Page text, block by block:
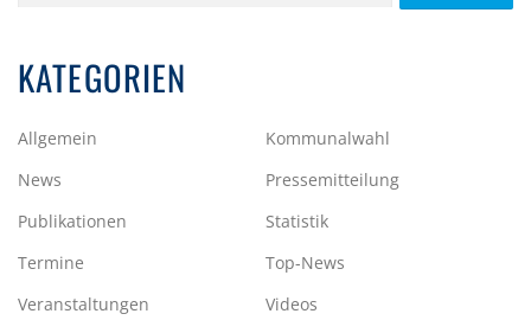
KATEGORIEN
Allgemein
Kommunalwahl
News
Pressemitteilung
Publikationen
Statistik
Termine
Top-News
Veranstaltungen
Videos